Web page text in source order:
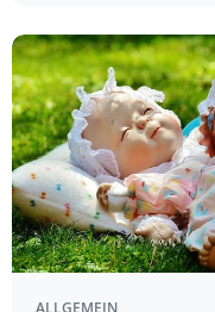
ALLGEMEIN